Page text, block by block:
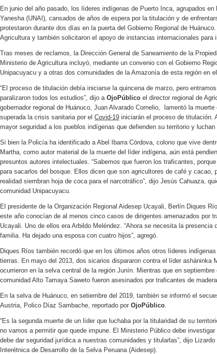
En junio del año pasado, los líderes indígenas de Puerto Inca, agrupados
Yanesha (UNAI), cansados de años de espera por la titulación y de
protestaron durante dos días en la puerta del Gobierno Regional de
Agricultura y también solicitaron el apoyo de instancias internacionales
Tras meses de reclamos, la Dirección General de Saneamiento de la
Ministerio de Agricultura incluyó, mediante un convenio con el Gobierno
Unipacuyacu y a otras dos comunidades de la Amazonía de esta región en
“El proceso de titulación debía iniciarse la quincena de marzo, pero
paralizaron todos los estudios”, dijo a OjoPúblico el director regional de
gobernador regional de Huánuco, Juan Alvarado Cornelio, lamentó la
superada la crisis sanitaria por el Covid-19 iniciarán el proceso de titulación.
mayor seguridad a los pueblos indígenas que defienden su territorio y
Si bien la Policía ha identificado a Abel Ibarra Córdova, colono que vive
Martha, como autor material de la muerte del líder indígena, aún está
presuntos autores intelectuales. “Sabemos que fueron los traficantes,
para sacarlos del bosque. Ellos dicen que son agricultores de café y cacao,
realidad siembran hoja de coca para el narcotráfico”, dijo Jesús Cahuaza,
comunidad Unipacuyacu.
El presidente de la Organización Regional Aidesep Ucayali, Berlín Diques
este año conocían de al menos cinco casos de dirigentes amenazados por
Ucayali. Uno de ellos era Arbildo Meléndez. “Ahora se necesita la presencia
familia. Ha dejado una esposa con cuatro hijos”, agregó.
Diques Ríos también recordó que en los últimos años otros líderes
tierras. En mayo del 2013, dos sicarios dispararon contra el líder asháninka
ocurrieron en la selva central de la región Junín. Mientras que en
comunidad Alto Tamaya Saweto fueron asesinados por traficantes de
En la selva de Huánuco, en setiembre del 2019, también se informó el
Austria, Polico Díaz Sambache, reportado por OjoPúblico
“Es la segunda muerte de un líder que luchaba por la titularidad de su
no vamos a permitir que quede impune. El Ministerio Público debe
debe dar seguridad jurídica a nuestras comunidades y titularlas”, dijo
Interétnica de Desarrollo de la Selva Peruana (Aidesep).